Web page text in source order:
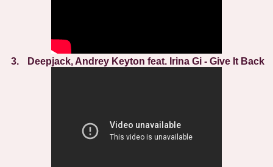
3. Deepjack, Andrey Keyton feat. Irina Gi - Give It Back